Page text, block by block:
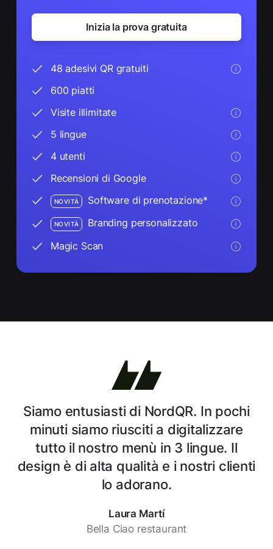
Inizia la prova gratuita
48 adesivi QR gratuiti
600 piatti
Visite illimitate
5 lingue
4 utenti
Recensioni di Google
NOVITÀ Software di prenotazione*
NOVITÀ
Branding personalizzato
Magic Scan
Siamo entusiasti di NordQR. In pochi
minuti siamo riusciti a digitalizzare
tutto il nostro menù in 3 lingue. Il
design è di alta qualità e i nostri clienti
lo adorano.
Laura Martí
Bella Ciao restaurant